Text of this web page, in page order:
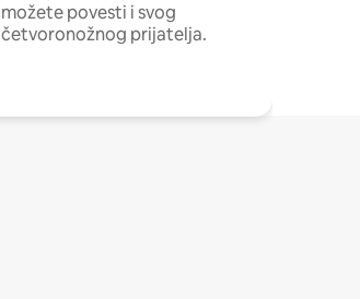
možete povesti i svog
četvoronožnog prijatelja.